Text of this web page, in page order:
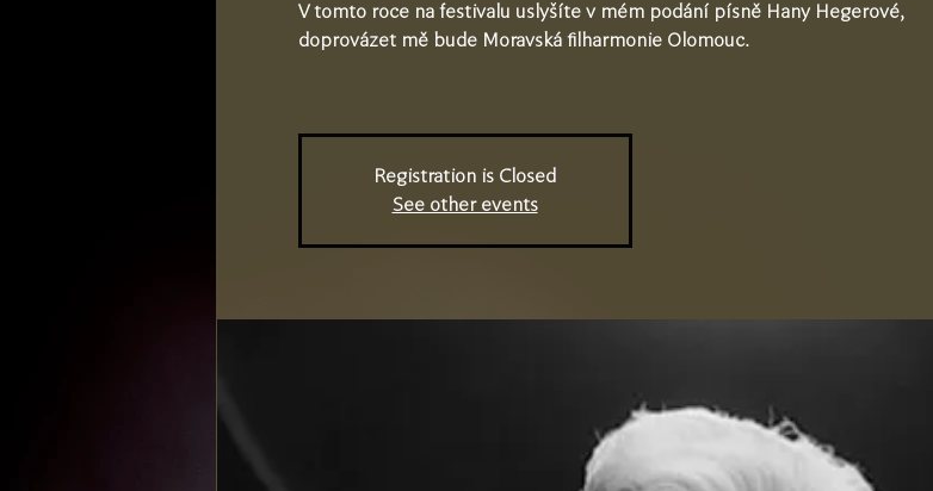
V tomto roce na festivalu uslyšíte v mém podání písně Hany Hegerové,
doprovázet mě bude Moravská filharmonie Olomouc.
Registration is Closed
See other events